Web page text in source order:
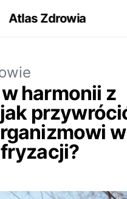
Atlas Zdrowia
harmonii z
w